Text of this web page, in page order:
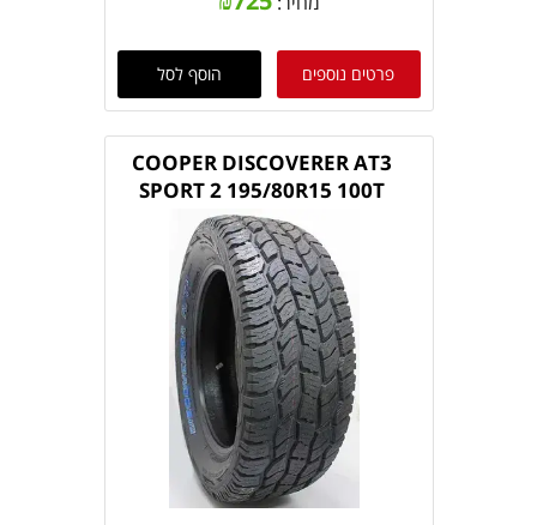
פרטים נוספים הוסף לסל
COOPER DISCOVERER AT3
SPORT 2 195/80R15 100T